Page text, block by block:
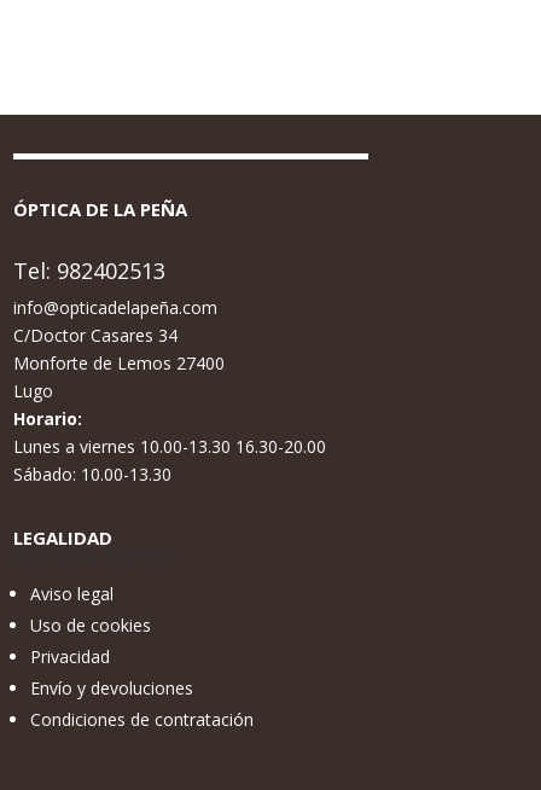
ÓPTICA DE LA PEÑA
Tel: 982402513
info@opticadelapeña.com
C/Doctor Casares 34
Monforte de Lemos 27400
Lugo
Horario:
Lunes a viernes 10.00-13.30 16.30-20.00
Sábado: 10.00-13.30
LEGALIDAD
Aviso legal
Uso de cookies
Privacidad
Envío y devoluciones
Condiciones de contratación